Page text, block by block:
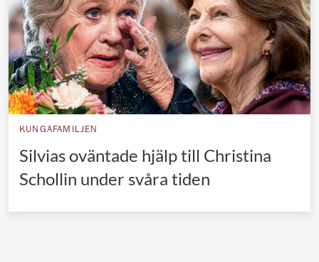
Jordanska kungahuset
Luxemburgska storhertighuset
Japanska kejsarhuset
Thailändska kungahuset
Marockanska kungahuset
KUNGAFAMILJEN
Silvias oväntade hjälp till Christina
Schollin under svåra tiden